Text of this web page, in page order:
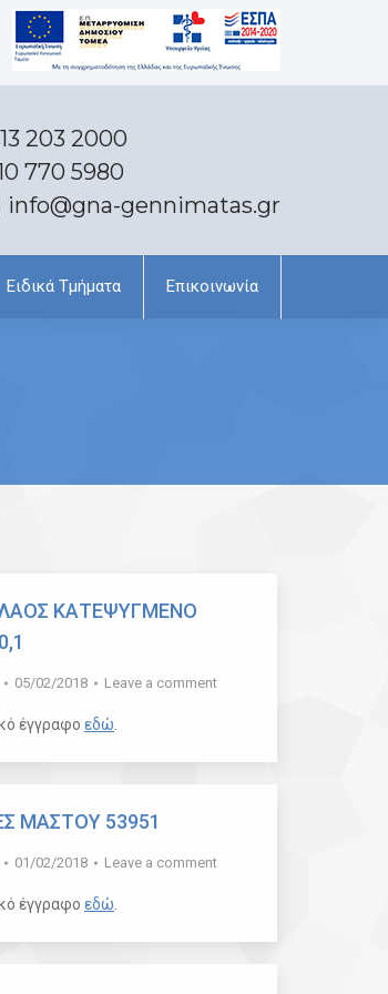
203 2000
770 5980
info@gna-gennimatas.gr
Ειδικά Τμήματα Επικοινωνία
ΚΑΤΕΨΥΓΜΕΝΟ
05/02/2018 Leave a comment
έγγραφο εδώ
ΜΑΣΤΟΥ 53951
01/02/2018 Leave a comment
έγγραφο εδώ